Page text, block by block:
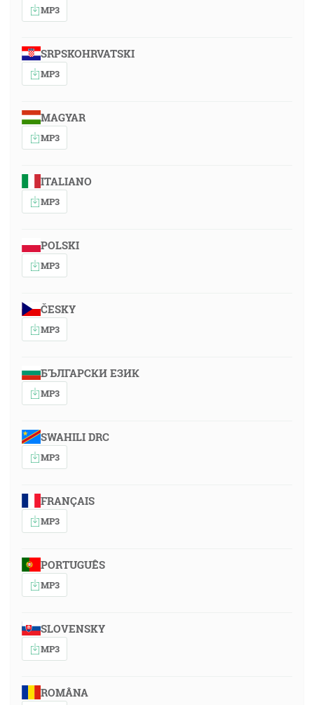
MP3
SRPSKOHRVATSKI
MP3
MAGYAR
MP3
ITALIANO
MP3
POLSKI
MP3
ČESKY
MP3
БЪЛГАРСКИ ЕЗИК
MP3
SWAHILI DRC
MP3
FRANÇAIS
MP3
PORTUGUÊS
MP3
SLOVENSKY
MP3
ROMÂNA